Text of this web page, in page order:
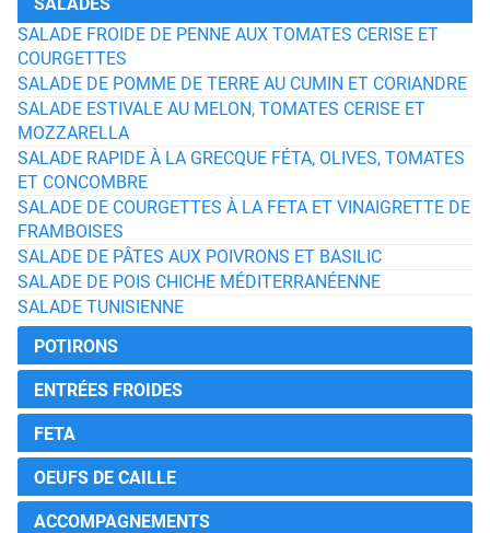
SALADE FROIDE DE PENNE AUX TOMATES CERISE ET
COURGETTES
SALADE DE POMME DE TERRE AU CUMIN ET CORIANDRE
SALADE ESTIVALE AU MELON, TOMATES CERISE ET
MOZZARELLA
SALADE RAPIDE À LA GRECQUE FÉTA, OLIVES, TOMATES
ET CONCOMBRE
SALADE DE COURGETTES À LA FETA ET VINAIGRETTE DE
FRAMBOISES
SALADE DE PÂTES AUX POIVRONS ET BASILIC
SALADE DE POIS CHICHE MÉDITERRANÉENNE
SALADE TUNISIENNE
POTIRONS
ENTRÉES FROIDES
FETA
OEUFS DE CAILLE
ACCOMPAGNEMENTS